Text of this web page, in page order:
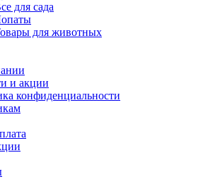
для сада
для животных
и акции
конфиденциальности